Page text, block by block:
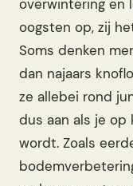
overwintering en
oogsten op, zij
Soms denken
dan najaars
ze allebei rond
dus aan als je
wordt. Zoals